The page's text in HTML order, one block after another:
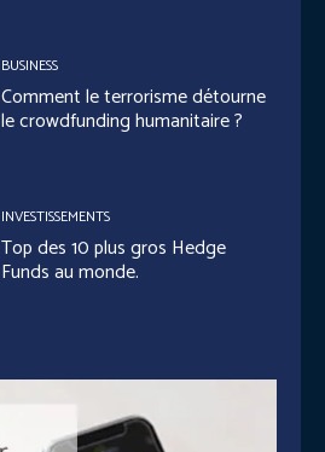
BUSINESS
Comment le terrorisme détourne
le crowdfunding humanitaire ?
INVESTISSEMENTS
Top des 10 plus gros Hedge
Funds au monde.